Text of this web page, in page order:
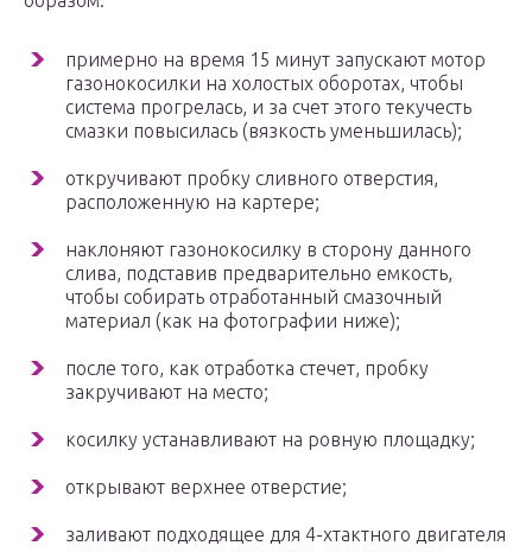
примерно на время 15 минут запускают мотор
газонокосилки на холостых оборотах, чтобы
система прогрелась, и за счет этого текучесть
смазки повысилась (вязкость уменьшилась);
откручивают пробку сливного отверстия,
расположенную на картере;
наклоняют газонокосилку в сторону данного
слива, подставив предварительно емкость,
чтобы собирать отработанный смазочный
материал (как на фотографии ниже);
после того, как отработка стечет, пробку
закручивают на место;
косилку устанавливают на ровную площадку;
открывают верхнее отверстие;
заливают подходящее для 4-хтактного двигателя